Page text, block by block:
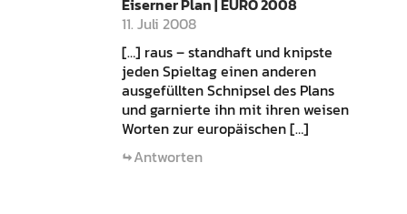
Eiserner Plan | EURO 2008
11. Juli 2008
[…] raus – standhaft und knipste
jeden Spieltag einen anderen
ausgefüllten Schnipsel des Plans
und garnierte ihn mit ihren weisen
Worten zur europäischen […]
Antworten